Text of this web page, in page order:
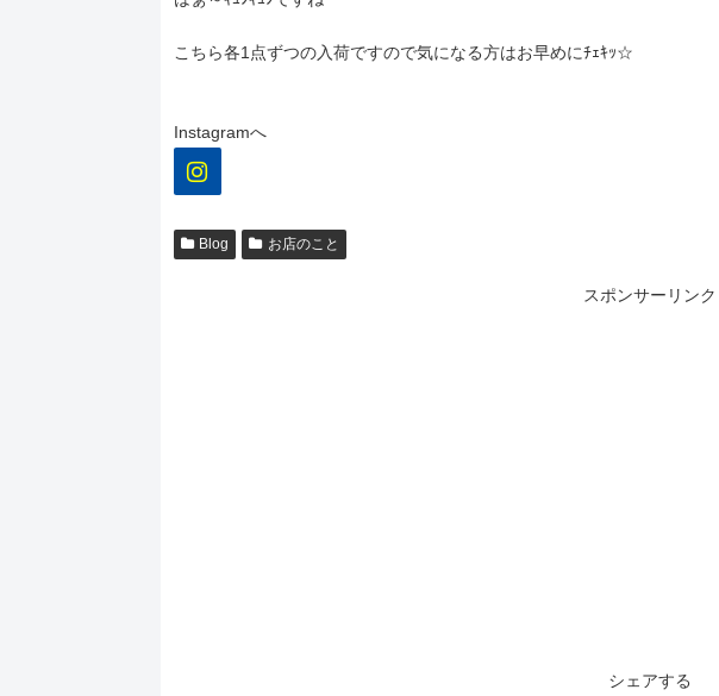
こちら各1点ずつの入荷ですので気になる方はお早めにﾁｪｷｯ☆
Instagramへ
Blog お店のこと
スポンサーリンク
シェアする